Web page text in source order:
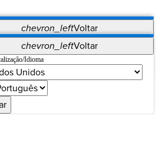
chevron_leftVoltar
OrthoPedia Patient
Synergy Imaging & Resection
chevron_leftVoltar
Idioma